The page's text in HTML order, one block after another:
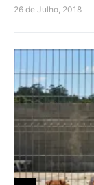
26 de Julho, 2018